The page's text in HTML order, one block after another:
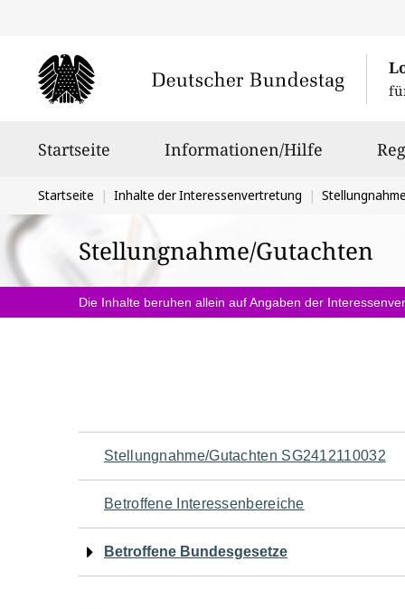
Startseite Informationen/Hilfe
Sie
befinden
sich
hier:
Startseite Inhalte der Interessenvertretung
Stellungnahme/Gutachten
Die Inhalte beruhen allein auf Angaben der
Navigation
für
den
Seiteninhalt
Stellungnahme/Gutachten SG2412110032
Betroffene Interessenbereiche
Betroffene Bundesgesetze